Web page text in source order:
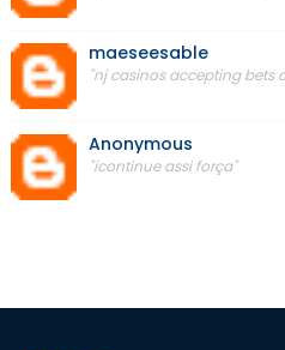
maeseesable
"nj casinos accepting bets
Anonymous
"icontinue assi força"